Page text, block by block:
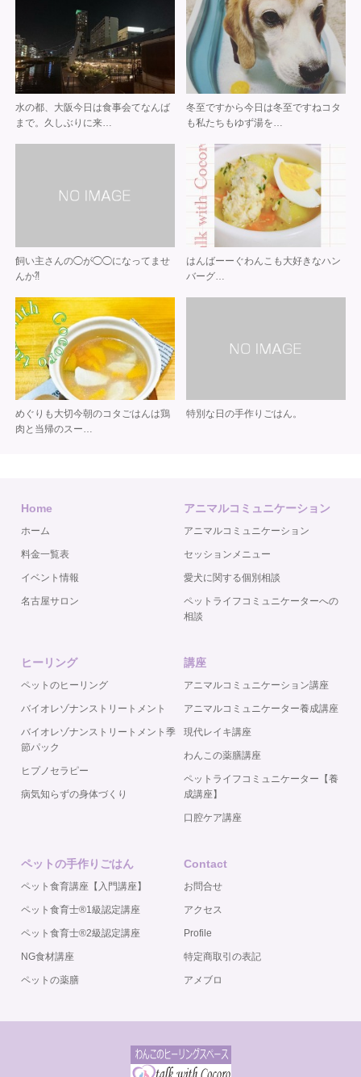
水の都、大阪 今日は食事会て なんば
まで。 久しぶりに来…
冬至ですから 今日は冬至ですね コタ
も私たちも ゆず湯を…
飼い主さんの◯が◯◯になってませ
んか⁈
はんばーーぐ️ わんこも大好きな ハン
バーグ…
めぐりも大切 今朝のコタごはんは 鶏
肉と当帰のスー…
特別な日の手作りごはん。
Home
ホーム
料金一覧表
イベント情報
名古屋サロン
アニマルコミュニケーション
アニマルコミュニケーション
セッションメニュー
愛犬に関する個別相談
ペットライフコミュニケーターへの
相談
ヒーリング
ペットのヒーリング
バイオレゾナンストリートメント
バイオレゾナンストリートメント季
節パック
ヒプノセラピー
病気知らずの身体づくり
講座
アニマルコミュニケーション講座
アニマルコミュニケーター養成講座
現代レイキ講座
わんこの薬膳講座
ペットライフコミュニケーター【養
成講座】
口腔ケア講座
ペットの手作りごはん
ペット食育講座【入門講座】
ペット食育士®️1級認定講座
ペット食育士®️2級認定講座
NG食材講座
ペットの薬膳
Contact
お問合せ
アクセス
Profile
特定商取引の表記
アメブロ